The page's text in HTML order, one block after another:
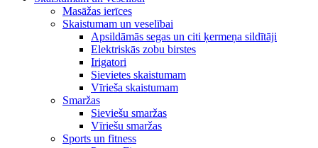
Masāžas ierīces
Skaistumam un veselībai
Apsildāmās segas un citi ķermeņa sildītāji
Elektriskās zobu birstes
Irigatori
Sievietes skaistumam
Vīrieša skaistumam
Smaržas
Sieviešu smaržas
Vīriešu smaržas
Sports un fitness